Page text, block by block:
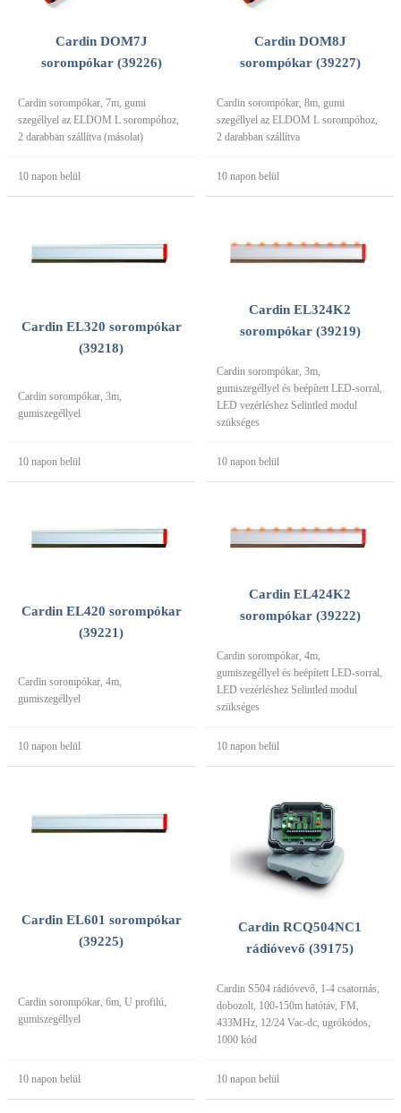
Cardin DOM7J
sorompókar (39226)
Cardin sorompókar, 7m, gumi
szegéllyel az ELDOM L sorompóhoz,
2 darabban szállítva (másolat)
10 napon belül
Cardin DOM8J
sorompókar (39227)
Cardin sorompókar, 8m, gumi
szegéllyel az ELDOM L sorompóhoz,
2 darabban szállítva
10 napon belül
Cardin EL320 sorompókar
(39218)
Cardin sorompókar, 3m,
gumiszegéllyel
10 napon belül
Cardin EL324K2
sorompókar (39219)
Cardin sorompókar, 3m,
gumiszegéllyel és beépített LED-sorral,
LED vezérléshez Selintled modul
szükséges
10 napon belül
Cardin EL420 sorompókar
(39221)
Cardin sorompókar, 4m,
gumiszegéllyel
10 napon belül
Cardin EL424K2
sorompókar (39222)
Cardin sorompókar, 4m,
gumiszegéllyel és beépített LED-sorral,
LED vezérléshez Selintled modul
szükséges
10 napon belül
Cardin EL601 sorompókar
(39225)
Cardin sorompókar, 6m, U profilú,
gumiszegéllyel
10 napon belül
Cardin RCQ504NC1
rádióvevő (39175)
Cardin S504 rádióvevő, 1-4 csatornás,
dobozolt, 100-150m hatótáv, FM,
433MHz, 12/24 Vac-dc, ugrókódos,
1000 kód
10 napon belül